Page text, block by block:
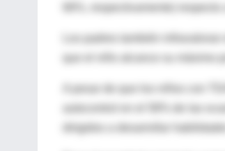
66%, respectivamente)
Los padres también
que el niño alcance su máximo
A pesar de que los niños con
dirigidos a desarrollar